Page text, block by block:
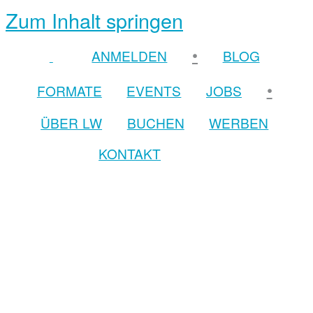
Zum Inhalt springen
ANMELDEN •
BLOG
FORMATE
EVENTS JOBS •
ÜBER LW BUCHEN
WERBEN
KONTAKT